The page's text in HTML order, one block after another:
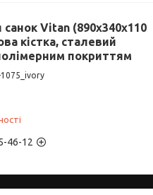
санок Vitan (890x340x110
кістка, сталевий
покриттям
46-12